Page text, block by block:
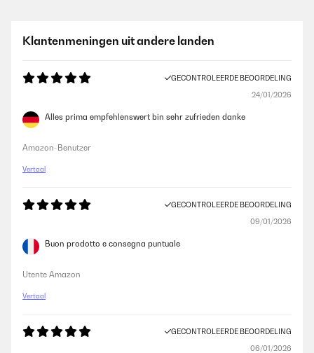
Klantenmeningen uit andere landen
GECONTROLEERDE BEOORDELING
24/01/2026
Alles prima empfehlenswert bin sehr zufrieden danke
Amazon-Benutzer
Vertaal
GECONTROLEERDE BEOORDELING
09/01/2026
Buon prodotto e consegna puntuale
Utente Amazon
Vertaal
GECONTROLEERDE BEOORDELING
06/01/2026